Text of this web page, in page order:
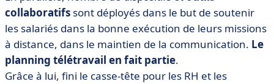
collaboratifs sont déployés dans le but de soutenir
les salariés dans la bonne exécution de leurs missions
à distance, dans le maintien de la communication. Le
planning télétravail en fait partie.
Grâce à lui, fini le casse-tête pour les RH et les